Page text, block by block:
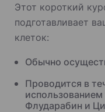
Этот короткий
подготавливает
клеток:
Обычно
Проводится в
использованием
Флударабин и